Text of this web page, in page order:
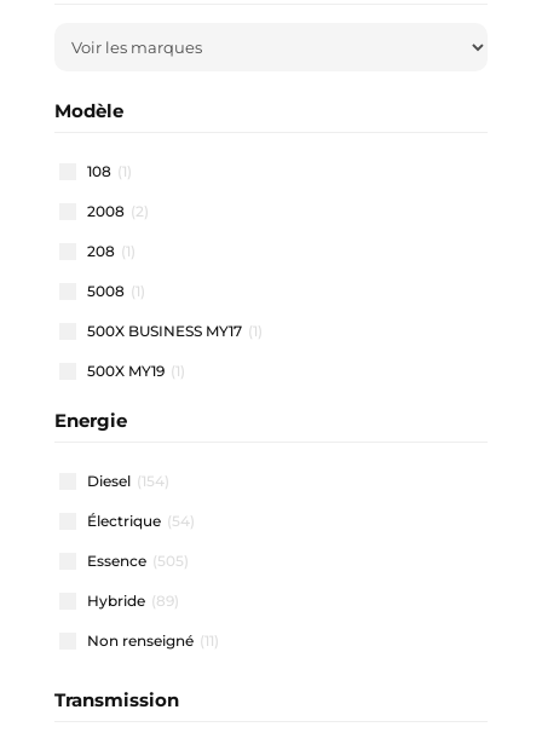
Modèle
108 (1)
2008 (2)
208 (1)
5008 (1)
500X BUSINESS MY17 (1)
500X MY19 (1)
500X MY22
911 CARRERA COUPE
A1 ALLSTREET
A1 SPORTBACK
A3 ALLSTREET
A3 BERLINE (1)
A3 SPORTBACK
Energie
Diesel (154)
Électrique (54)
Essence (505)
Hybride (89)
Non renseigné (11)
Transmission